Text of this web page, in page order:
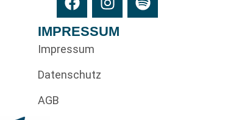
IMPRESSUM
Impressum
Datenschutz
AGB